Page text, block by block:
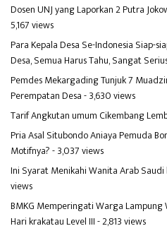
Dosen UNJ yang Laporkan 2 Putra
5,167 views
Para Kepala Desa Se-Indonesia Siap-
Desa, Semua Harus Tahu, Sangat
Pemdes Mekargading Tunjuk 7
Perempatan Desa- 3,630 views
Tarif Angkutan umum Cikembang
Pria Asal Situbondo Aniaya Pemuda
Motifnya?- 3,037 views
Ini Syarat Menikahi Wanita Arab
views
BMKG Memperingati Warga Lampung
Hari krakatau Level III- 2,813 views